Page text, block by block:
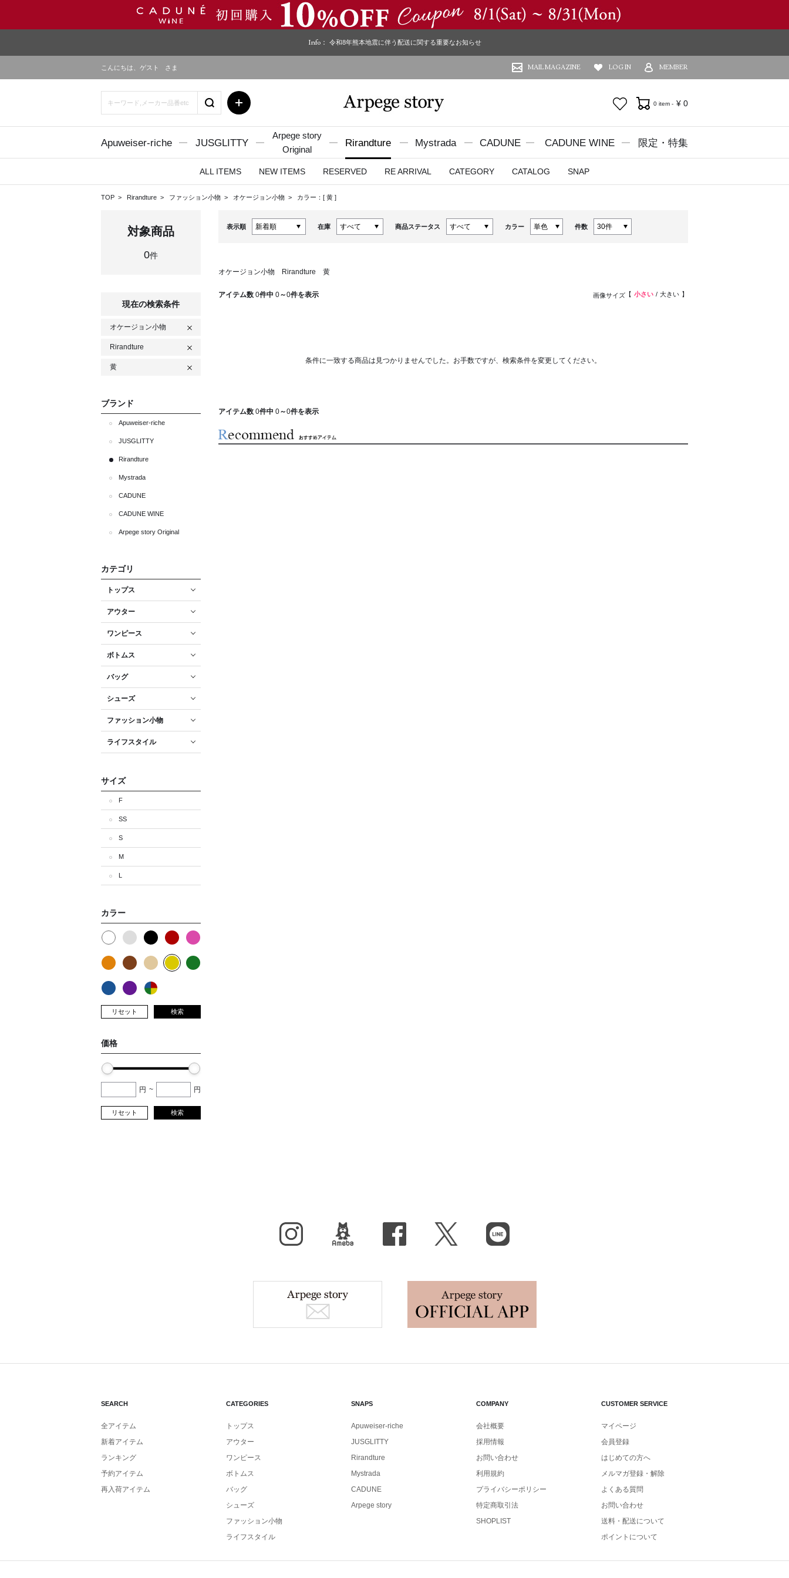
Info： 令和8年熊本地震に伴う配送に関する重要なお知らせ
こんにちは、 ゲスト さま MAIL MAGAZINE LOG IN MEMBER
お気に入り0 item - ¥ 0
Apuweiser-riche JUSGLITTY
Arpege story
Original
Rirandture Mystrada CADUNE CADUNE WINE 限定・特集
ALL ITEMS NEW ITEMS RESERVED RE ARRIVAL CATEGORY CATALOG SNAP
TOP Rirandture ファッション小物 オケージョン小物 カラー：[ 黄 ]
対象商品
0件
現在の検索条件
オケージョン小物
Rirandture
黄
ブランド
Apuweiser-riche
JUSGLITTY
Rirandture
Mystrada
CADUNE
CADUNE WINE
Arpege story Original
カテゴリ
トップス
アウター
ワンピース
ボトムス
バッグ
シューズ
ファッション小物
ライフスタイル
サイズ
F
SS
S
M
L
カラー
リセット 検索
価格
円 ~ 円
リセット 検索
表示順 在庫 商品ステータス カラー 件数
オケージョン小物 Rirandture 黄
アイテム数 0件中 0～0件を表示 画像サイズ 小さい 大きい
条件に一致する商品は見つかりませんでした。お手数ですが、検索条件を変更してください。
アイテム数 0件中 0～0件を表示
X（旧Twitter）
SEARCH
全アイテム
新着アイテム
ランキング
予約アイテム
再入荷アイテム
CATEGORIES
トップス
アウター
ワンピース
ボトムス
バッグ
シューズ
ファッション小物
ライフスタイル
SNAPS
Apuweiser-riche
JUSGLITTY
Rirandture
Mystrada
CADUNE
Arpege story
COMPANY
会社概要
採用情報
お問い合わせ
利用規約
プライバシーポリシー
特定商取引法
SHOPLIST
CUSTOMER SERVICE
マイページ
会員登録
はじめての方へ
メルマガ登録・解除
よくある質問
お問い合わせ
送料・配送について
ポイントについて